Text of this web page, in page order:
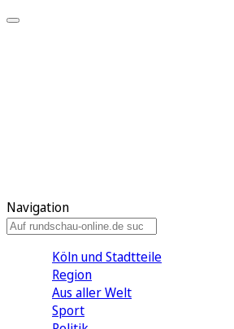
Navigation
Köln und Stadtteile
Region
Aus aller Welt
Sport